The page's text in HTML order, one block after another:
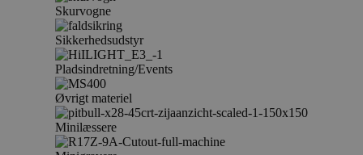
Skurvogne
Sikkerhedsudstyr
Pladsindretning/Events
Øvrigt materiel
Minilæssere